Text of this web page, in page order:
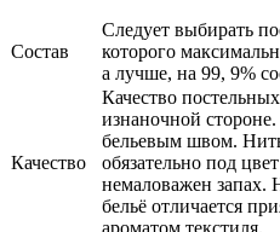
Состав
Следует выбирать
которого
а лучше, на 99, 9%
Качество
Качество
изнаночной
бельевым швом.
обязательно под
немаловажен запах.
бельё отличается